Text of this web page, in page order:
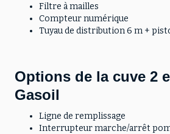
Filtre à mailles
Compteur numérique
Tuyau de distribution 6 m +
Options de la cuve 2
Gasoil
Ligne de remplissage
Interrupteur marche/arrêt